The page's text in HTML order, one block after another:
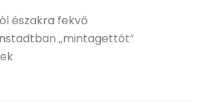
északra fekvő
„mintagettót”